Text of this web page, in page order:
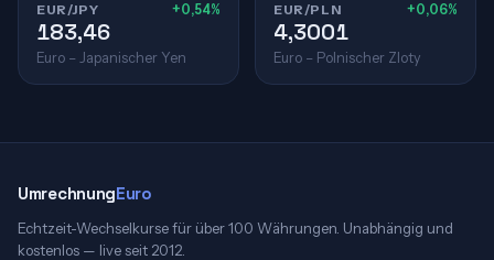
EUR/JPY +0,54%
183,46
Euro – Japanischer Yen
EUR/PLN +0,06%
4,3001
Euro – Polnischer Zloty
UmrechnungEuro
Echtzeit-Wechselkurse für über 100 Währungen. Unabhängig und
kostenlos — live seit 2012.